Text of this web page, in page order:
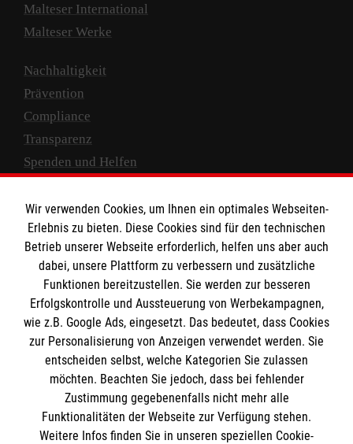
Malteser International
Malteser Werke
Nachhaltigkeit
Prävention
Compliance
Transparenz
Spenden und Helfen
Empfänger: Malteser Hilfsdienst e.V.
IBAN: DE10 3706 0120 1201 2000 12
BIC: GENODED 1PA7
Wir verwenden Cookies, um Ihnen ein optimales Webseiten-
Erlebnis zu bieten. Diese Cookies sind für den technischen
Betrieb unserer Webseite erforderlich, helfen uns aber auch
dabei, unsere Plattform zu verbessern und zusätzliche
Funktionen bereitzustellen. Sie werden zur besseren
Erfolgskontrolle und Aussteuerung von Werbekampagnen,
wie z.B. Google Ads, eingesetzt. Das bedeutet, dass Cookies
zur Personalisierung von Anzeigen verwendet werden. Sie
entscheiden selbst, welche Kategorien Sie zulassen
möchten. Beachten Sie jedoch, dass bei fehlender
Zustimmung gegebenenfalls nicht mehr alle
Funktionalitäten der Webseite zur Verfügung stehen.
Weitere Infos finden Sie in unseren speziellen Cookie-